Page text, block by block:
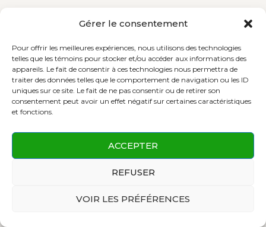
Gérer le consentement
Pour offrir les meilleures expériences, nous utilisons des technologies
telles que les témoins pour stocker et/ou accéder aux informations des
appareils. Le fait de consentir à ces technologies nous permettra de
traiter des données telles que le comportement de navigation ou les ID
uniques sur ce site. Le fait de ne pas consentir ou de retirer son
consentement peut avoir un effet négatif sur certaines caractéristiques
et fonctions.
ACCEPTER
REFUSER
VOIR LES PRÉFÉRENCES
Cliquez pour accepter les témoins
marketing et activer ce contenu